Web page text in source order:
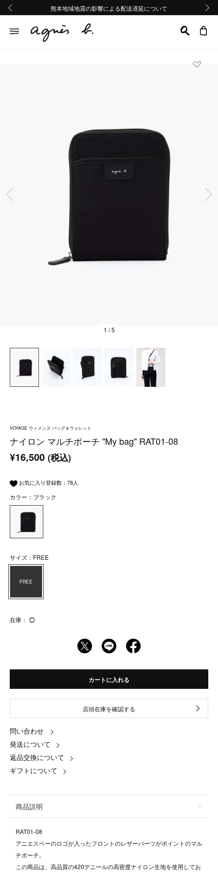
熊本地域地震の影響による配送遅延について
Summer Sale 2buy10%OFF!!
熊本地域地震の影響による配送遅延について
Summer Sale 2buy10%OFF!!
前の画像
1 / 5
VOYAGE ウィメンズ バッグ＆ウォレット
ナイロン マルチポーチ "My bag" RAT01-08
¥16,500 (税込)
お気に入り登録数： 78人
カラー：ブラック
サイズ：FREE
FREE
在庫： ◯
カートに入れる
店頭在庫を確認する
問い合わせ
発送について
返品交換について
ギフトについて
商品説明
RAT01-08
アニエスベーのロゴが入ったフロントのレザーパーツがポイントのマル
チポーチ。
この商品は、高品質の420デニールの高密度ナイロン生地を使用してお